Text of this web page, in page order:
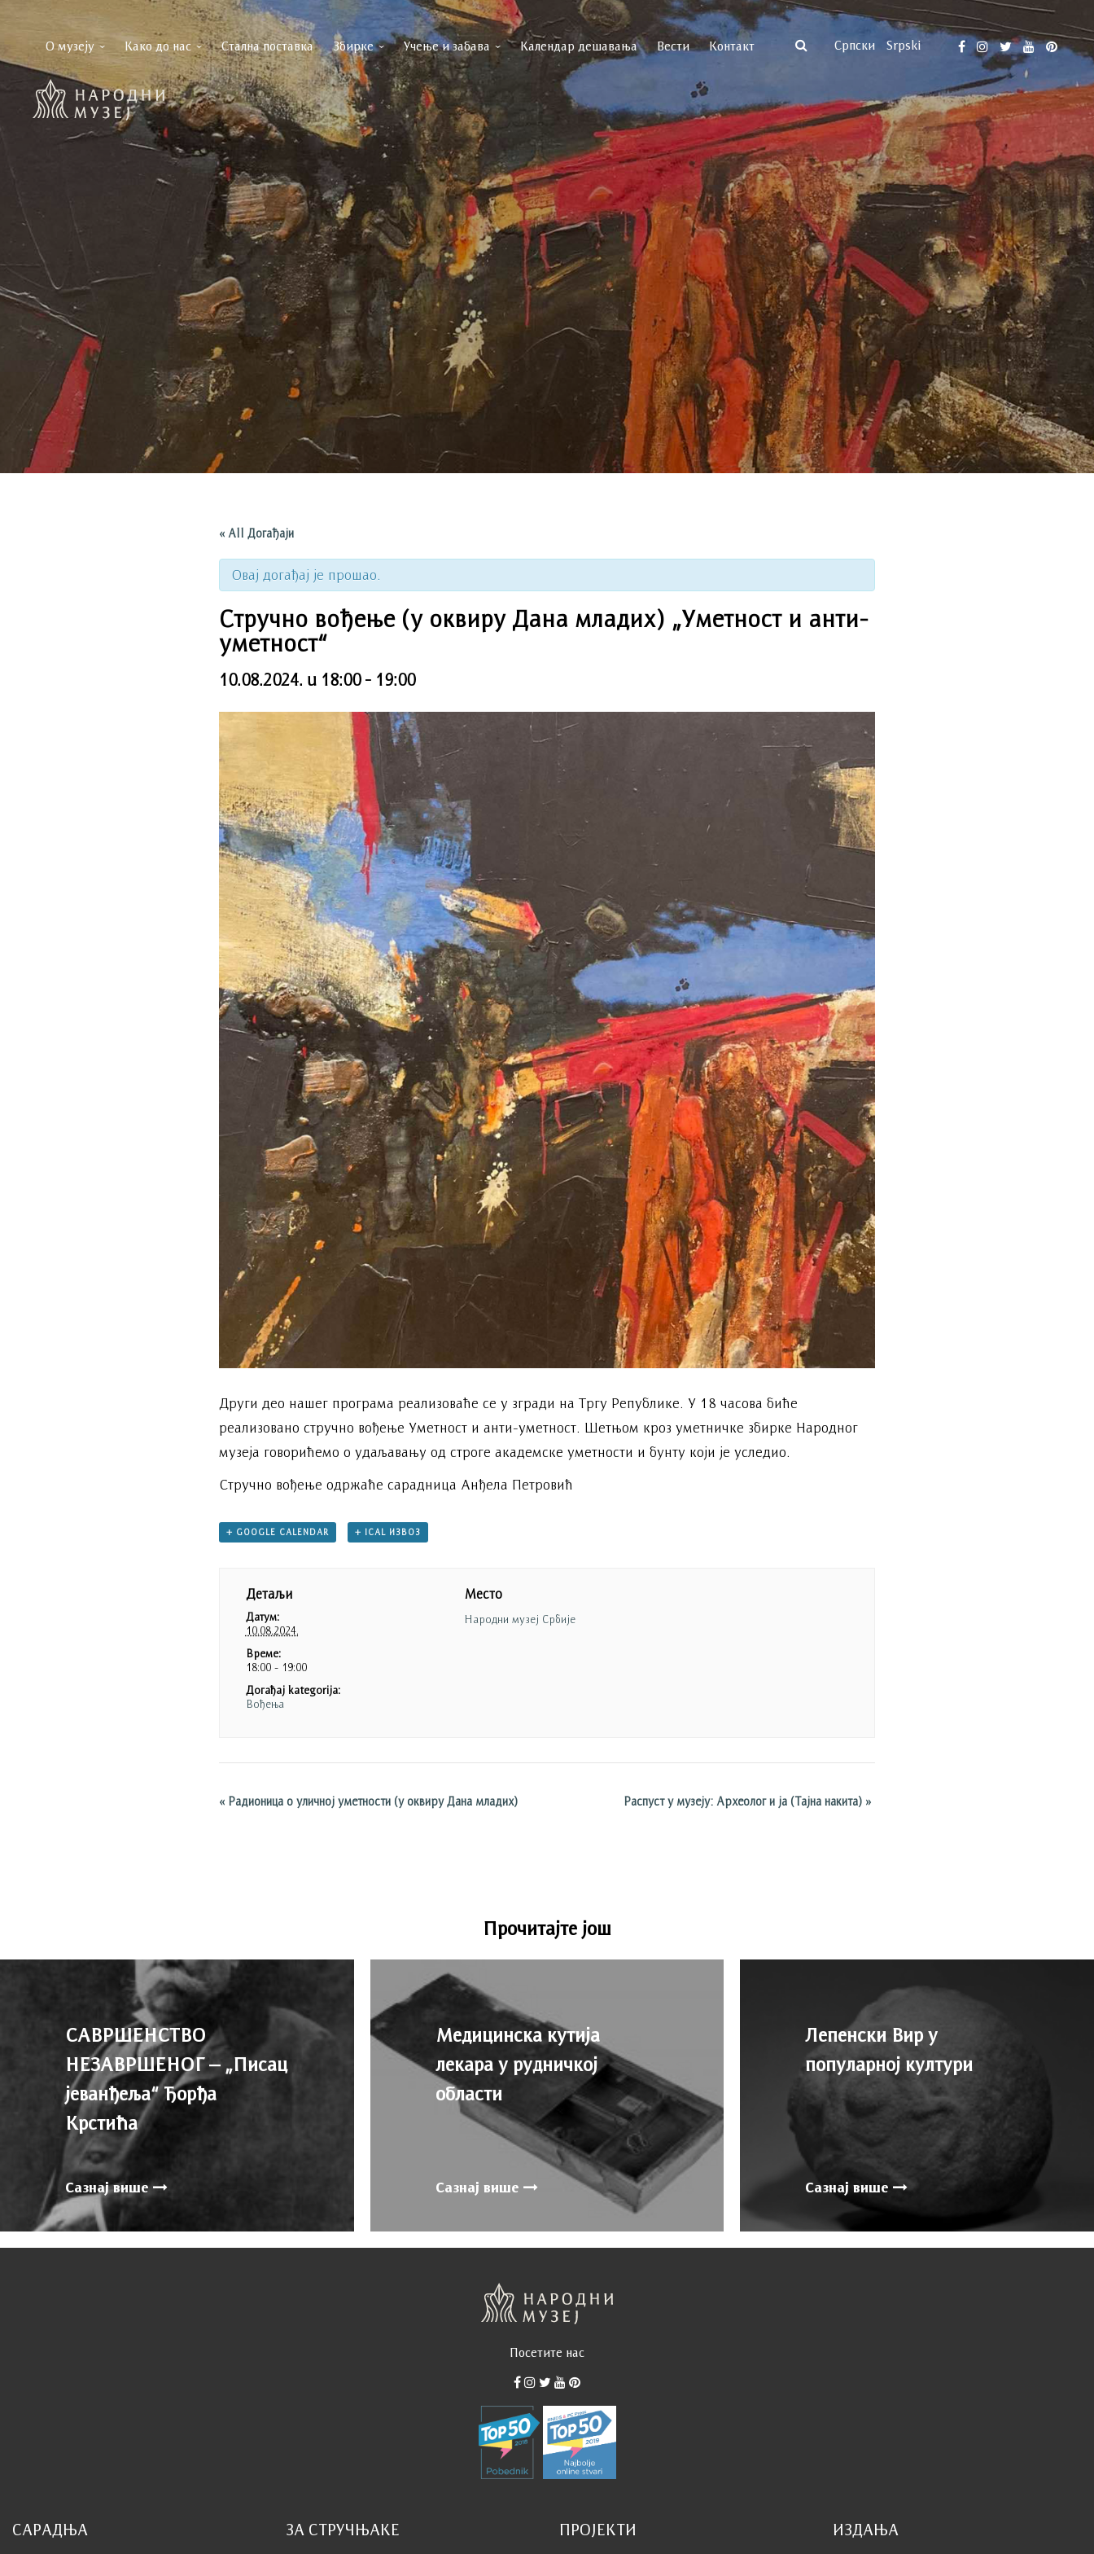
Српски Srpski
О музеју Како до нас Стална поставка Збирке Учење и забава Календар дешавања Вести Контакт
« All Догађаји
Овај догађај је прошао.
Стручно вођење (у оквиру Дана младих) „Уметност и анти-
уметност“
10.08.2024. u 18:00- 19:00
Други део нашег програма реализоваће се у згради на Тргу Републике. У 18 часова биће
реализовано стручно вођење Уметност и анти-уметност. Шетњом кроз уметничке збирке Народног
музеја говорићемо о удаљавању од строге академске уметности и бунту који је уследио.
Стручно вођење одржаће сарадница Анђела Петровић
+ GOOGLE CALENDAR + ICAL ИЗВОЗ
Детаљи
Датум:
10.08.2024.
Време:
18:00 - 19:00
Догађај kategorija:
Вођења
Место
Народни музеј Србије
«Радионица о уличној уметности (у оквиру Дана младих) Распуст у музеју: Археолог и ја (Тајна накита) »
Прочитајте још
САВРШЕНСТВО
НЕЗАВРШЕНОГ – „Писац
јеванђеља“ Ђорђа
Крстића
Сазнај више
Медицинска кутија
лекара у рудничкој
области
Сазнај више
Лепенски Вир у
популарној култури
Сазнај више
Посетите нас
САРАДЊА ЗА СТРУЧЊАКЕ ПРОЈЕКТИ ИЗДАЊА